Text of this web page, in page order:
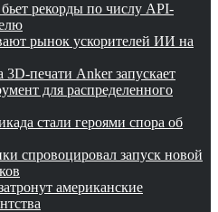
рекорды по числу API-
рынок ускорителей ИИ на
3D-печати Anker запускает
для распределенного
стали героями спора об
спровоцировал запуск новой
американские